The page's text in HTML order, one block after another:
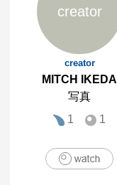
creator
creator
MITCH IKEDA
写真
1
1